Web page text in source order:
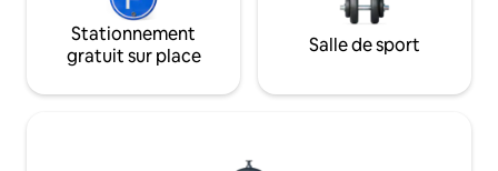
Stationnement
gratuit sur place
Salle de sport